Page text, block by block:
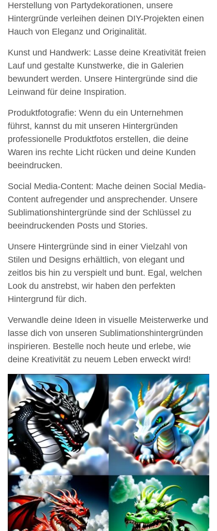
Herstellung von Partydekorationen, unsere
Hintergründe verleihen deinen DIY-Projekten einen
Hauch von Eleganz und Originalität.
Kunst und Handwerk: Lasse deine Kreativität freien
Lauf und gestalte Kunstwerke, die in Galerien
bewundert werden. Unsere Hintergründe sind die
Leinwand für deine Inspiration.
Produktfotografie: Wenn du ein Unternehmen
führst, kannst du mit unseren Hintergründen
professionelle Produktfotos erstellen, die deine
Waren ins rechte Licht rücken und deine Kunden
beeindrucken.
Social Media-Content: Mache deinen Social Media-
Content aufregender und ansprechender. Unsere
Sublimationshintergründe sind der Schlüssel zu
beeindruckenden Posts und Stories.
Unsere Hintergründe sind in einer Vielzahl von
Stilen und Designs erhältlich, von elegant und
zeitlos bis hin zu verspielt und bunt. Egal, welchen
Look du anstrebst, wir haben den perfekten
Hintergrund für dich.
Verwandle deine Ideen in visuelle Meisterwerke und
lasse dich von unseren Sublimationshintergründen
inspirieren. Bestelle noch heute und erlebe, wie
deine Kreativität zu neuem Leben erweckt wird!